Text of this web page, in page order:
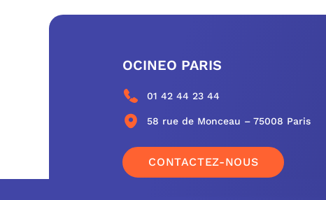
OCINEO PARIS
01 42 44 23 44
58 rue de Monceau – 75008 Paris
CONTACTEZ-NOUS